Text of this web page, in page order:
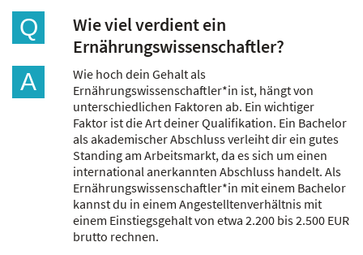
Q
Wie viel verdient ein
Ernährungswissenschaftler?
A
Wie hoch dein Gehalt als
Ernährungswissenschaftler*in ist, hängt von
unterschiedlichen Faktoren ab. Ein wichtiger
Faktor ist die Art deiner Qualifikation. Ein Bachelor
als akademischer Abschluss verleiht dir ein gutes
Standing am Arbeitsmarkt, da es sich um einen
international anerkannten Abschluss handelt. Als
Ernährungswissenschaftler*in mit einem Bachelor
kannst du in einem Angestelltenverhältnis mit
einem Einstiegsgehalt von etwa 2.200 bis 2.500 EUR
brutto rechnen.